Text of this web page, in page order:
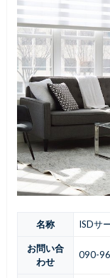
名称 ISDサ
お問い合
わせ
090-